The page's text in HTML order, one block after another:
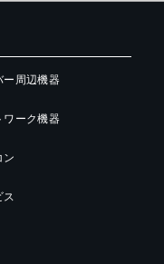
ー周辺機器
ワーク機器
ン
ス